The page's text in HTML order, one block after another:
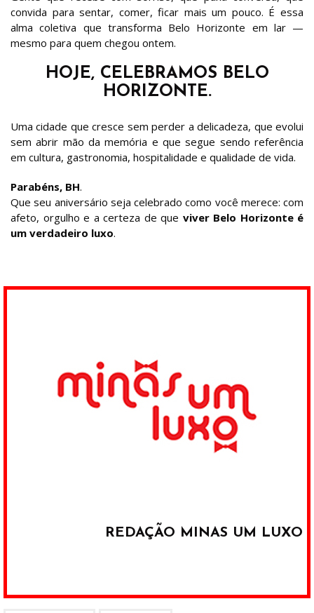
convida para sentar, comer, ficar mais um pouco. É essa
alma coletiva que transforma Belo Horizonte em lar —
mesmo para quem chegou ontem.
HOJE, CELEBRAMOS BELO
HORIZONTE.
Uma cidade que cresce sem perder a delicadeza, que evolui
sem abrir mão da memória e que segue sendo referência
em cultura, gastronomia, hospitalidade e qualidade de vida.
Parabéns, BH.
Que seu aniversário seja celebrado como você merece: com
afeto, orgulho e a certeza de que viver Belo Horizonte é
um verdadeiro luxo.
REDAÇÃO MINAS UM LUXO